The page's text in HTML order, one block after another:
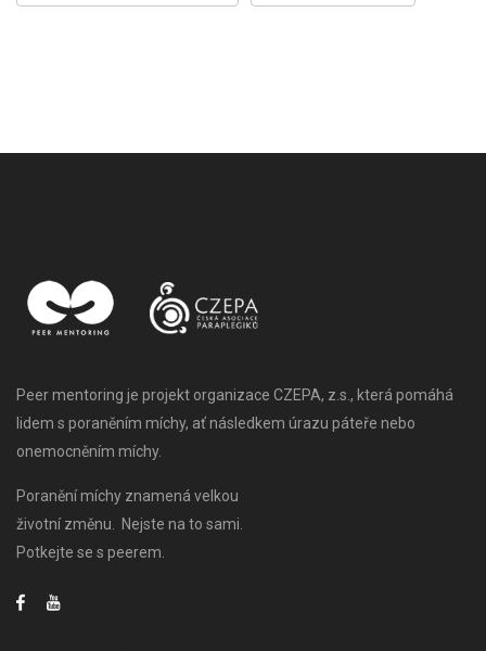
Peer mentoring je projekt organizace CZEPA, z.s., která pomáhá
lidem s poraněním míchy, ať následkem úrazu páteře nebo
onemocněním míchy.
Poranění míchy znamená velkou
životní změnu. Nejste na to sami.
Potkejte se s peerem.